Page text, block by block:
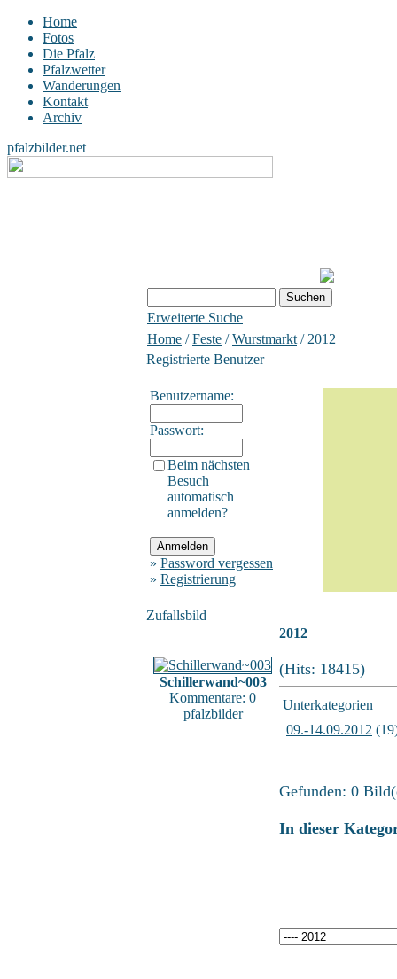
Home
Fotos
Die Pfalz
Pfalzwetter
Wanderungen
Kontakt
Archiv
pfalzbilder.net
Erweiterte Suche
Home /Feste /Wurstmarkt / 2012
Registrierte Benutzer
Benutzername:
Passwort:
Beim nächsten
Besuch
automatisch
anmelden?
» Password vergessen
» Registrierung
Zufallsbild
Schillerwand~003
Kommentare: 0
pfalzbilder
2012
(Hits: 18415)
Unterkategorien
09.-14.09.2012
Gefunden: 0
In dieser